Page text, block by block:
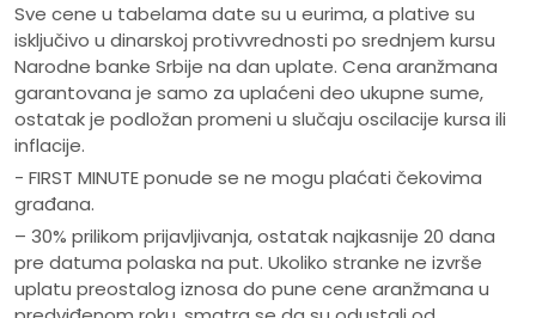
Sve cene u tabelama date su u eurima, a plative su
isključivo u dinarskoj protivvrednosti po srednjem kursu
Narodne banke Srbije na dan uplate. Cena aranžmana
garantovana je samo za uplaćeni deo ukupne sume,
ostatak je podložan promeni u slučaju oscilacije kursa ili
inflacije.
- FIRST MINUTE ponude se ne mogu plaćati čekovima
građana.
– 30% prilikom prijavljivanja, ostatak najkasnije 20 dana
pre datuma polaska na put. Ukoliko stranke ne izvrše
uplatu preostalog iznosa do pune cene aranžmana u